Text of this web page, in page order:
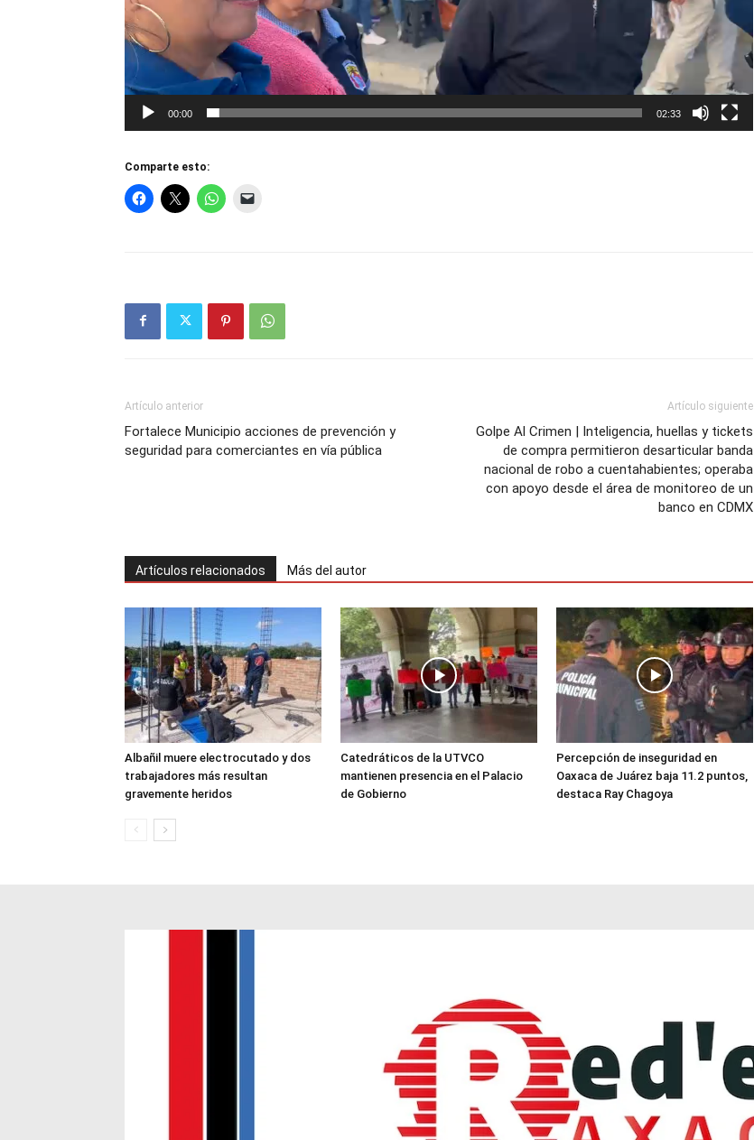
00:00 02:33
Comparte esto:
Artículo anterior
Fortalece Municipio acciones de prevención y
seguridad para comerciantes en vía pública
Artículo siguiente
Golpe Al Crimen | Inteligencia, huellas y tickets
de compra permitieron desarticular banda
nacional de robo a cuentahabientes; operaba
con apoyo desde el área de monitoreo de un
banco en CDMX
Artículos relacionados Más del autor
Albañil muere electrocutado y dos
trabajadores más resultan
gravemente heridos
Catedráticos de la UTVCO
mantienen presencia en el Palacio
de Gobierno
Percepción de inseguridad en
Oaxaca de Juárez baja 11.2 puntos,
destaca Ray Chagoya